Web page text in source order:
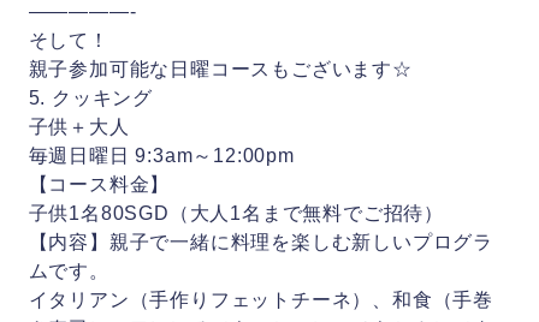
—————-
そして！
親子参加可能な日曜コースもございます☆
5. クッキング
子供＋大人
毎週日曜日 9:3am～12:00pm
【コース料金】
子供1名80SGD（大人1名まで無料でご招待）
【内容】親子で一緒に料理を楽しむ新しいプログラ
ムです。
イタリアン（手作りフェットチーネ）、和食（手巻